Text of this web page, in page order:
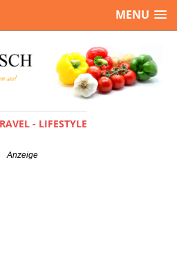
MENU
- LIFESTYLE